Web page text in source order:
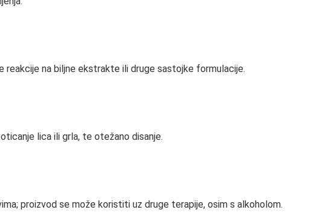
na biljne ekstrakte ili druge sastojke formulacije.
lica ili grla, te otežano disanje.
proizvod se može koristiti uz druge terapije, osim s alkoholom.